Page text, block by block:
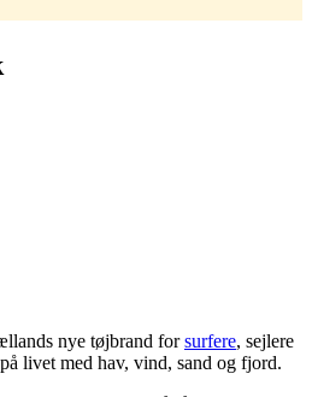
nye tøjbrand forsurfere, sejlere
livet med hav, vind, sand og fjord.